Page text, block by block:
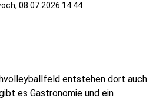
08.07.2026 14:44
entstehen dort auch
es Gastronomie und ein